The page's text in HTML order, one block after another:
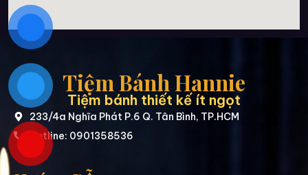
Tiệm Bánh Hannie
Tiệm bánh thiết kế ít ngọt
233/4a Nghĩa Phát P.6 Q. Tân Bình, TP.HCM
Hotline: 0901358536